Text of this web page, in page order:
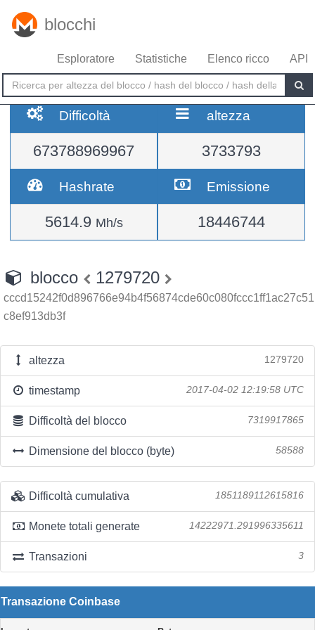
blocchi
Esploratore Statistiche Elenco ricco API
Difficoltà
673788969967
altezza
3733793
Hashrate
5614.9 Mh/s
Emissione
18446744
blocco 1279720
cccd15242f0d896766e94b4f56874cde60c080fccc1ff1ac27c51
c8ef913db3f
altezza 1279720
timestamp 2017-04-02 12:19:58 UTC
Difficoltà del blocco 7319917865
Dimensione del blocco (byte) 58588
Difficoltà cumulativa 1851189112615816
Monete totali generate 14222971.291996335611
Transazioni 3
Transazione Coinbase